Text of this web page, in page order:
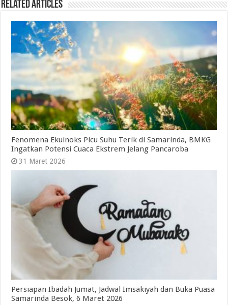
Related Articles
Fenomena Ekuinoks Picu Suhu Terik di Samarinda, BMKG
Ingatkan Potensi Cuaca Ekstrem Jelang Pancaroba
31 Maret 2026
Persiapan Ibadah Jumat, Jadwal Imsakiyah dan Buka Puasa
Samarinda Besok, 6 Maret 2026